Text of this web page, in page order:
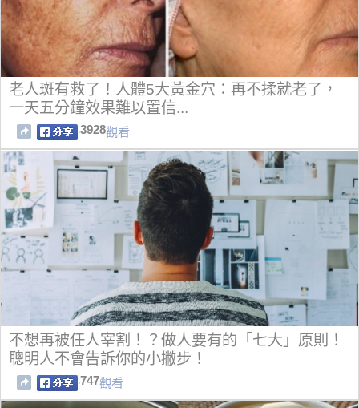
老人斑有救了！人體5大黃金穴：再不揉就老了，
一天五分鐘效果難以置信...
3928觀看
不想再被任人宰割！？做人要有的「七大」原則！
聰明人不會告訴你的小撇步！
747觀看